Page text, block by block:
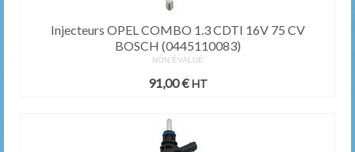
Injecteurs OPEL COMBO 1.3 CDTI 16V 75 CV
BOSCH (0445110083)
NON ÉVALUÉ
91,00€ HT